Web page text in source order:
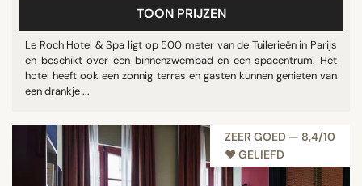
TOON PRIJZEN
Le Roch Hotel & Spa ligt op 500 meter van de Tuilerieën in Parijs
en beschikt over een binnenzwembad en een spacentrum. Het
hotel heeft ook een zonnig terras en gasten kunnen genieten van
een drankje ...
ZEER GOED — 8,4/10
♥︎ GELIEFD